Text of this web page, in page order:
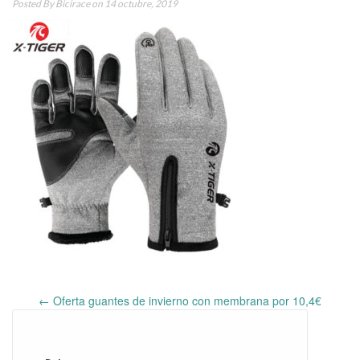
Posted ByBiciraceon 14 octubre, 2019
Post
← Oferta guantes de invierno con membrana por 10,4€